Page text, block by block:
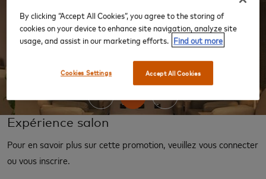
‹
Expérience salon
Pour en savoir plus sur cette promotion, veuillez vous connecter
ou vous inscrire.
By clicking “Accept All Cookies”, you agree to the storing of
cookies on your device to enhance site navigation, analyze site
usage, and assist in our marketing efforts. Find out more
Accept All Cookies
Cookies Settings